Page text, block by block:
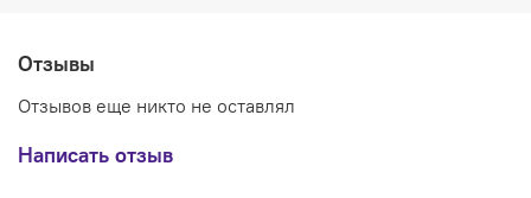
Отзывы
Отзывов еще никто не оставлял
Написать отзыв